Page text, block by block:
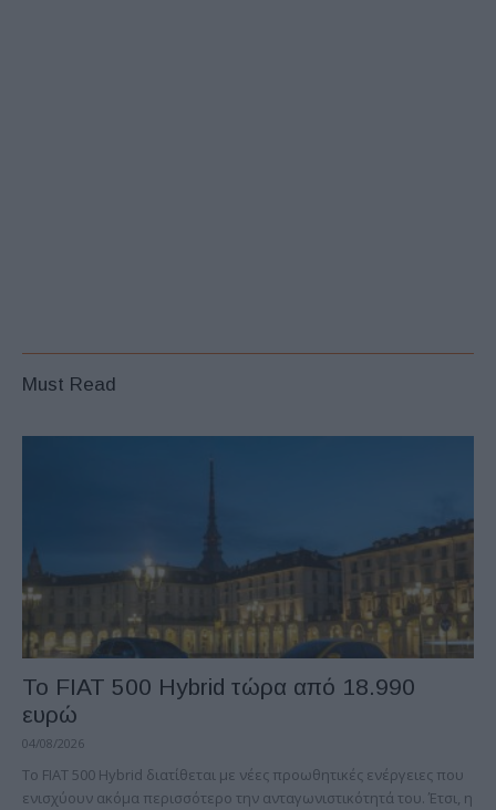
Must Read
Το FIAT 500 Hybrid τώρα από 18.990
ευρώ
04/08/2026
Το FIAT 500 Hybrid διατίθεται με νέες προωθητικές ενέργειες που
ενισχύουν ακόμα περισσότερο την ανταγωνιστικότητά του. Έτσι, η